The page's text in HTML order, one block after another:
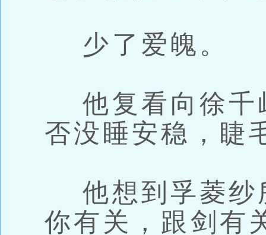
少了爱魄。
他复看向徐千
否没睡安稳，睫
他想到孚菱纱
你有关，跟剑有